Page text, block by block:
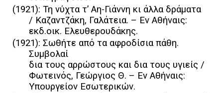
(1921): Τη νύχτα τ’ Αη-Γιάννη κι άλλα δράματα
/ Καζαντζάκη, Γαλάτεια. – Εν Αθήναις:
εκδ.οικ. Ελευθερουδάκης.
(1921): Σωθήτε από τα αφροδίσια πάθη.
Συμβολαί
δια τους αρρώστους και δια τους υγιείς /
Φωτεινός, Γεώργιος Θ. – Eν Αθήναις:
Υπουργείον Εσωτερικών.